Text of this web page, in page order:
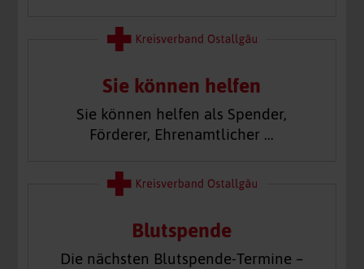
Sie können helfen
Sie können helfen als Spender,
Förderer, Ehrenamtlicher …
Blutspende
Die nächsten Blutspende-Termine –